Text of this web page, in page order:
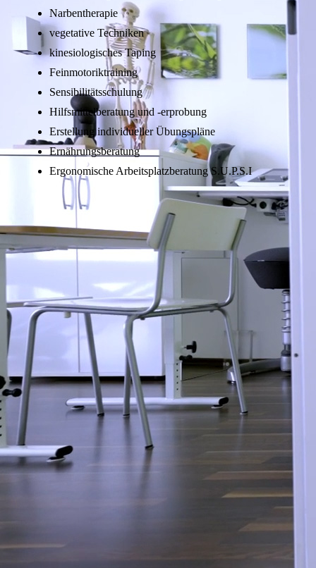
Narbentherapie
vegetative Techniken
kinesiologisches Taping
Feinmotoriktraining
Sensibilitätsschulung
Hilfsmittelberatung und -erprobung
Erstellung individueller Übungspläne
Ernährungsberatung
Ergonomische Arbeitsplatzberatung S.U.P.S.I